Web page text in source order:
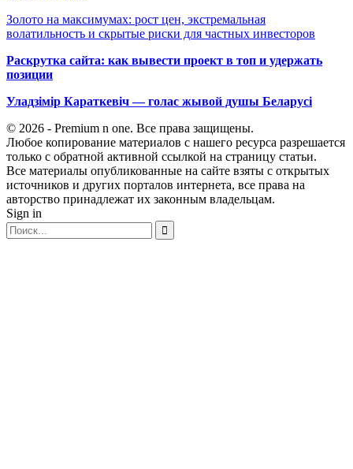
Золото на максимумах: рост цен, экстремальная
волатильность и скрытые риски для частных инвесторов
Раскрутка сайта: как вывести проект в топ и удержать
позиции
Уладзімір Караткевіч — голас жывой душы Беларусі
© 2026 - Premium n one. Все права защищены.
Любое копирование материалов с нашего ресурса разрешается
только с обратной активной ссылкой на страницу статьи.
Все материалы опубликованные на сайте взяты с открытых
источников и других порталов интернета, все права на
авторство принадлежат их законным владельцам.
Sign in